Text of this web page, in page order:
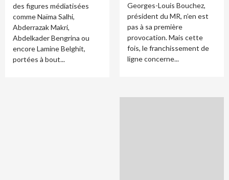
des figures médiatisées
comme Naïma Salhi,
Abderrazak Makri,
Abdelkader Bengrina ou
encore Lamine Belghit,
portées à bout...
Georges-Louis Bouchez,
président du MR, n’en est
pas à sa première
provocation. Mais cette
fois, le franchissement de
ligne concerne...